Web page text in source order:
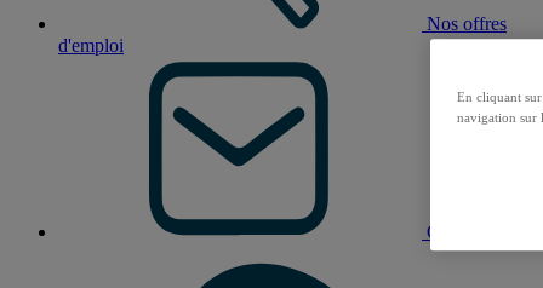
Nos offres
d'emploi
Contact
En cliquant
navigation sur